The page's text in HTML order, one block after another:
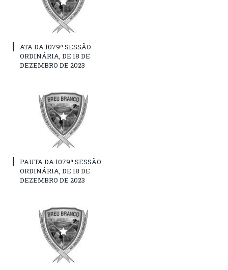
ATA DA 1079ª SESSÃO
ORDINÁRIA, DE 18 DE
DEZEMBRO DE 2023
PAUTA DA 1079ª SESSÃO
ORDINÁRIA, DE 18 DE
DEZEMBRO DE 2023